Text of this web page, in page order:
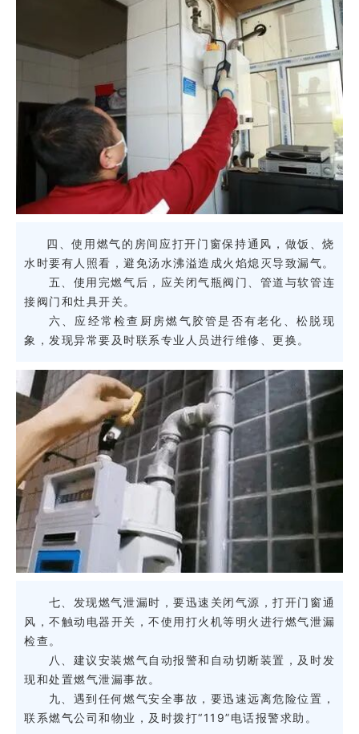
四、使用燃气的房间应打开门窗保持通风，做饭、烧
水时要有人照看，避免汤水沸溢造成火焰熄灭导致漏气。
五、使用完燃气后，应关闭气瓶阀门、管道与软管连
接阀门和灶具开关。
六、应经常检查厨房燃气胶管是否有老化、松脱现
象，发现异常要及时联系专业人员进行维修、更换。
七、发现燃气泄漏时，要迅速关闭气源，打开门窗通
风，不触动电器开关，不使用打火机等明火进行燃气泄漏
检查。
八、建议安装燃气自动报警和自动切断装置，及时发
现和处置燃气泄漏事故。
九、遇到任何燃气安全事故，要迅速远离危险位置，
联系燃气公司和物业，及时拨打“119”电话报警求助。